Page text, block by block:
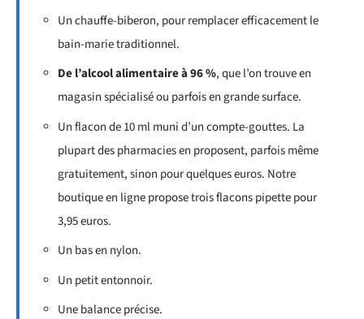
Un chauffe-biberon, pour remplacer efficacement le
bain-marie traditionnel.
De l’alcool alimentaire à 96 %, que l’on trouve en
magasin spécialisé ou parfois en grande surface.
Un flacon de 10 ml muni d’un compte-gouttes. La
plupart des pharmacies en proposent, parfois même
gratuitement, sinon pour quelques euros. Notre
boutique en ligne propose trois flacons pipette pour
3,95 euros.
Un bas en nylon.
Un petit entonnoir.
Une balance précise.